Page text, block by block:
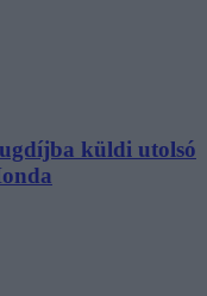
küldi utolsó